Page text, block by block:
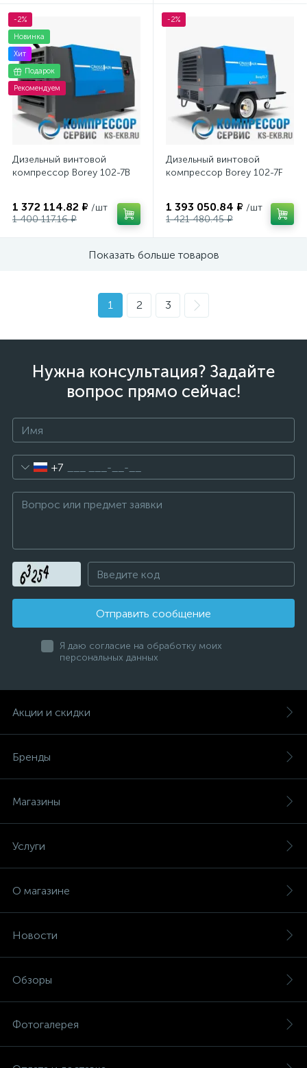
-2%
Новинка
Хит
Подарок
Рекомендуем
Дизельный винтовой
компрессор Borey 102-7B
1 372 114.82 ₽ /шт
1 400 117.16 ₽
-2%
Дизельный винтовой
компрессор Borey 102-7F
1 393 050.84 ₽ /шт
1 421 480.45 ₽
Показать больше товаров
1 2 3
Нужна консультация? Задайте
вопрос прямо сейчас!
+7
Отправить сообщение
Я даю согласие на обработку моих
персональных данных
Акции и скидки
Бренды
Магазины
Услуги
О магазине
Новости
Обзоры
Фотогалерея